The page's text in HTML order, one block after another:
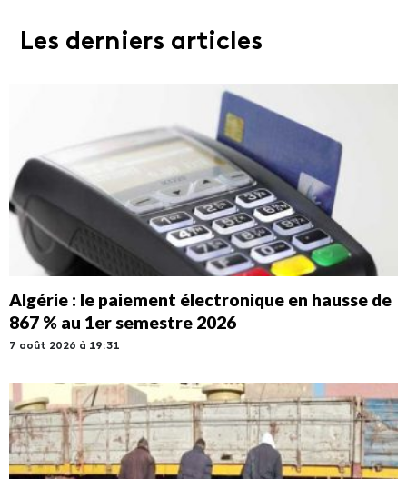
Les derniers articles
Algérie : le paiement électronique en hausse de
867 % au 1er semestre 2026
7 août 2026 à 19:31